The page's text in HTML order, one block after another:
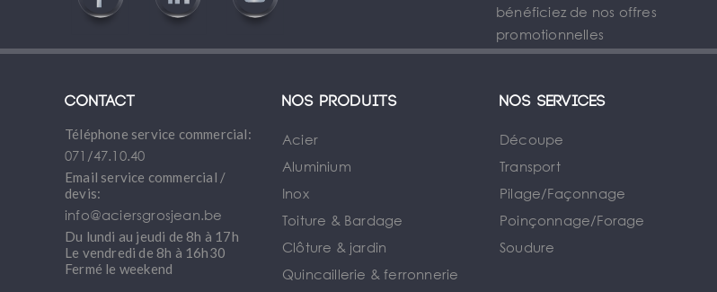
bénéficiez de nos offres
promotionnelles
Contact
Téléphone service commercial:
071/47.10.40
Email service commercial /
devis:
info@aciersgrosjean.be
Du lundi au jeudi de 8h à 17h
Le vendredi de 8h à 16h30
Fermé le weekend
Nos produits
Acier
Aluminium
Inox
Toiture & Bardage
Clôture & jardin
Quincaillerie & ferronnerie
Nos services
Découpe
Transport
Pilage/Façonnage
Poinçonnage/Forage
Soudure